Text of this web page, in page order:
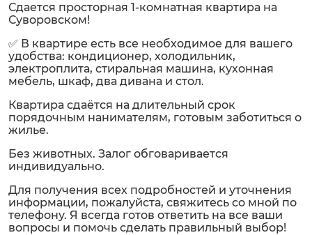
Сдается просторная 1-комнатная квартира на
Суворовском!
✅ В квартире есть все необходимое для вашего
удобства: кондиционер, холодильник,
электроплита, стиральная машина, кухонная
мебель, шкаф, два дивана и стол.
Квартира сдаётся на длительный срок
порядочным нанимателям, готовым заботиться о
жилье.
Без животных. Залог обговаривается
индивидуально.
Для получения всех подробностей и уточнения
информации, пожалуйста, свяжитесь со мной по
телефону. Я всегда готов ответить на все ваши
вопросы и помочь сделать правильный выбор!